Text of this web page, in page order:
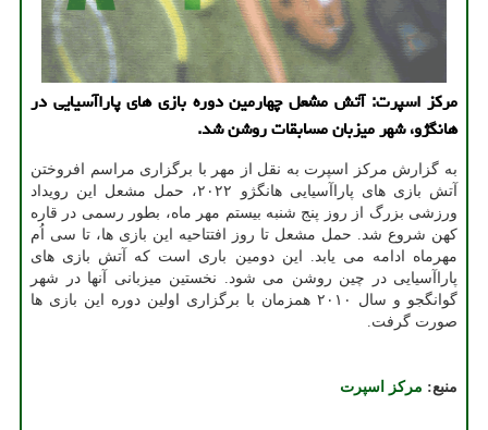
مرکز اسپرت: آتش مشعل چهارمین دوره بازی های پاراآسیایی در
هانگژو، شهر میزبان مسابقات روشن شد.
به گزارش مرکز اسپرت به نقل از مهر با برگزاری مراسم افروختن
آتش بازی های پاراآسیایی هانگژو ۲۰۲۲، حمل مشعل این رویداد
ورزشی بزرگ از روز پنج شنبه بیستم مهر ماه، بطور رسمی در قاره
کهن شروع شد. حمل مشعل تا روز افتتاحیه این بازی ها، تا سی اُم
مهرماه ادامه می یابد. این دومین باری است که آتش بازی های
پاراآسیایی در چین روشن می شود. نخستین میزبانی آنها در شهر
گوانگجو و سال ۲۰۱۰ همزمان با برگزاری اولین دوره این بازی ها
صورت گرفت.
منبع: مركز اسپرت